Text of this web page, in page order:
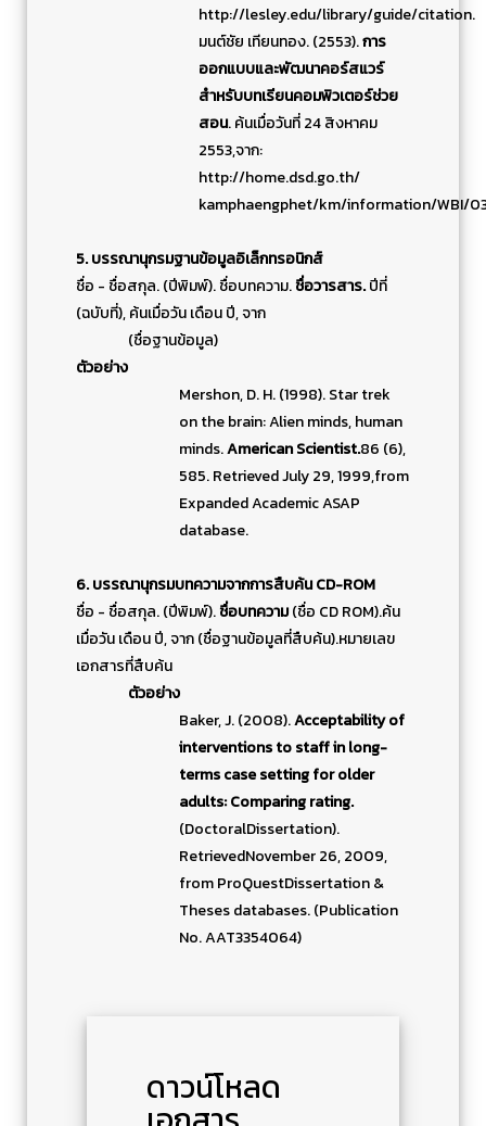
http://lesley.edu/library/guide/citation.
มนต์ชัย เทียนทอง. (2553).การ
ออกแบบและพัฒนาคอร์สแวร์
สำหรับบทเรียนคอมพิวเตอร์ช่วย
สอน. ค้นเมื่อวันที่ 24 สิงหาคม
2553,จาก:
http://home.dsd.go.th/
kamphaengphet/km/information/WBI/
5. บรรณานุกรมฐานข้อมูลอิเล็กทรอนิกส์
ชื่อ - ชื่อสกุล. (ปีพิมพ์). ชื่อบทความ.ชื่อวารสาร.ปีที่
(ฉบับที่), ค้นเมื่อวัน เดือน ปี, จาก
(ชื่อฐานข้อมูล)
ตัวอย่าง
Mershon, D. H. (1998). Star trek
on the brain: Alien minds, human
minds.American Scientist.86 (6),
585. Retrieved July 29, 1999,from
Expanded Academic ASAP
database.
6. บรรณานุกรมบทความจากการสืบค้นCD-ROM
ชื่อ - ชื่อสกุล. (ปีพิมพ์).ชื่อบทความ(ชื่อ CD ROM).ค้น
เมื่อวัน เดือน ปี, จาก (ชื่อฐานข้อมูลที่สืบค้น).หมายเลข
เอกสารที่สืบค้น
ตัวอย่าง
Baker, J. (2008).Acceptability of
interventions to staff in long-
terms case setting for older
adults: Comparing rating.
(DoctoralDissertation).
RetrievedNovember 26, 2009,
from ProQuestDissertation &
Theses databases. (Publication
No. AAT3354064)
ดาวน์โหลด